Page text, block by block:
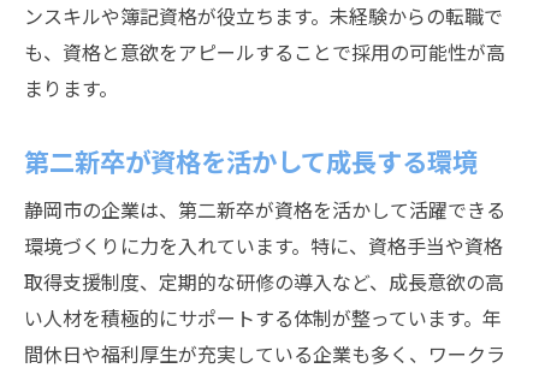
ンスキルや簿記資格が役立ちます。未経験からの転職で
も、資格と意欲をアピールすることで採用の可能性が高
まります。
第二新卒が資格を活かして成長する環境
静岡市の企業は、第二新卒が資格を活かして活躍できる
環境づくりに力を入れています。特に、資格手当や資格
取得支援制度、定期的な研修の導入など、成長意欲の高
い人材を積極的にサポートする体制が整っています。年
間休日や福利厚生が充実している企業も多く、ワークラ